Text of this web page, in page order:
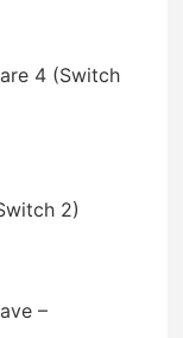
4 (Switch
2)
–